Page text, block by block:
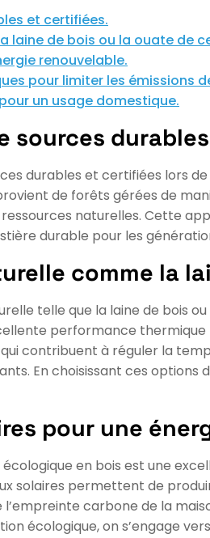
et certifiées.
laine de bois ou la ouate de
renouvelable.
pour limiter les émissions
un usage domestique.
sources
durables et certifiées lors
de forêts gérées de
naturelles. Cette
durable pour les
comme la
telle que la laine de bois
performance
contribuent à réguler la
En choisissant ces options
pour une
en bois est une
solaires permettent de
carbone de la
écologique, on s’engage